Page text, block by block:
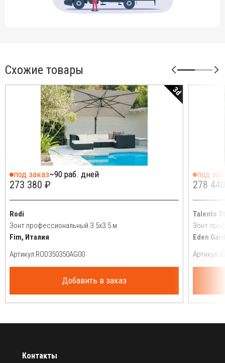
Схожие товары
3d
под заказ~90 раб. дней
273 380 ₽
Rodi
Зонт профессиональный 3.5х3.5 м
Fim, Италия
Артикул:
Добавить в заказ
под
278
Talento
Зонт
Eden
Артикул:
Контакты